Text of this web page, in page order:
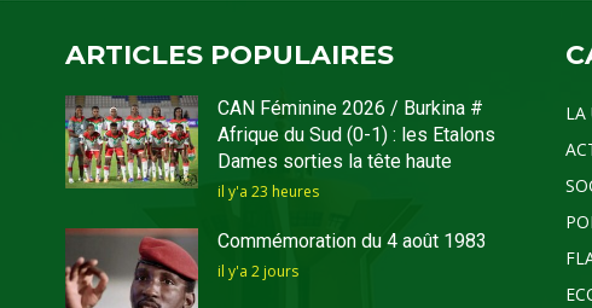
ARTICLES POPULAIRES
CAN Féminine 2026 / Burkina #
Afrique du Sud (0-1) : les Etalons
Dames sorties la tête haute
il y'a 23 heures
Commémoration du 4 août 1983
il y'a 2 jours
LA